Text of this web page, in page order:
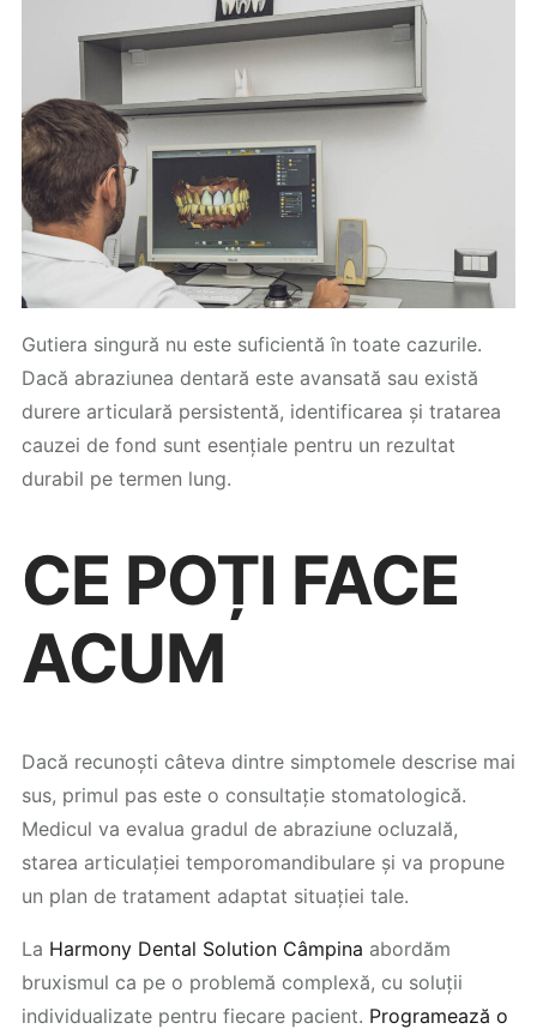
Gutiera singură nu este suficientă în toate cazurile.
Dacă abraziunea dentară este avansată sau există
durere articulară persistentă, identificarea și tratarea
cauzei de fond sunt esențiale pentru un rezultat
durabil pe termen lung.
CE POȚI FACE
ACUM
Dacă recunoști câteva dintre simptomele descrise mai
sus, primul pas este o consultație stomatologică.
Medicul va evalua gradul de abraziune ocluzală,
starea articulației temporomandibulare și va propune
un plan de tratament adaptat situației tale.
La Harmony Dental Solution Câmpina abordăm
bruxismul ca pe o problemă complexă, cu soluții
individualizate pentru fiecare pacient. Programează o